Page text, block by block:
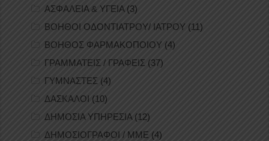
ΑΣΦΑΛΕΙΑ & ΥΓΕΙΑ(3)
ΒΟΗΘΟΙ ΟΔΟΝΤΙΑΤΡΟΥ/ ΙΑΤΡΟΥ (11)
ΒΟΗΘΟΣ ΦΑΡΜΑΚΟΠΟΙΟΥ (4)
ΓΡΑΜΜΑΤΕΙΣ / ΓΡΑΦΕΙΣ (37)
ΓΥΜΝΑΣΤΕΣ (4)
ΔΑΣΚΑΛΟΙ (10)
ΔΗΜΟΣΙΑ ΥΠΗΡΕΣΙΑ(12)
ΔΗΜΟΣΙΟΓΡΑΦΟΙ / ΜΜΕ (4)